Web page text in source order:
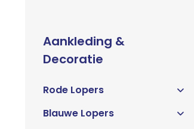
Aankleding &
Decoratie
Rode Lopers
Blauwe Lopers